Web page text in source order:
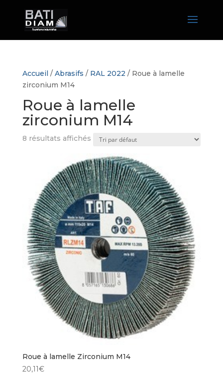
Accueil / Abrasifs / RAL 2022 / Roue à lamelle
zirconium M14
Roue à lamelle
zirconium M14
8 résultats affichés
Roue à lamelle Zirconium M14
20,11€